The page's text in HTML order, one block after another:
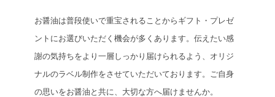
お醤油は普段使いで重宝されることからギフト・プレゼ
ントにお選びいただく機会が多くあります。伝えたい感
謝の気持ちをより一層しっかり届けられるよう、オリジ
ナルのラベル制作をさせていただいております。ご自身
の思いをお醤油と共に、大切な方へ届けませんか。